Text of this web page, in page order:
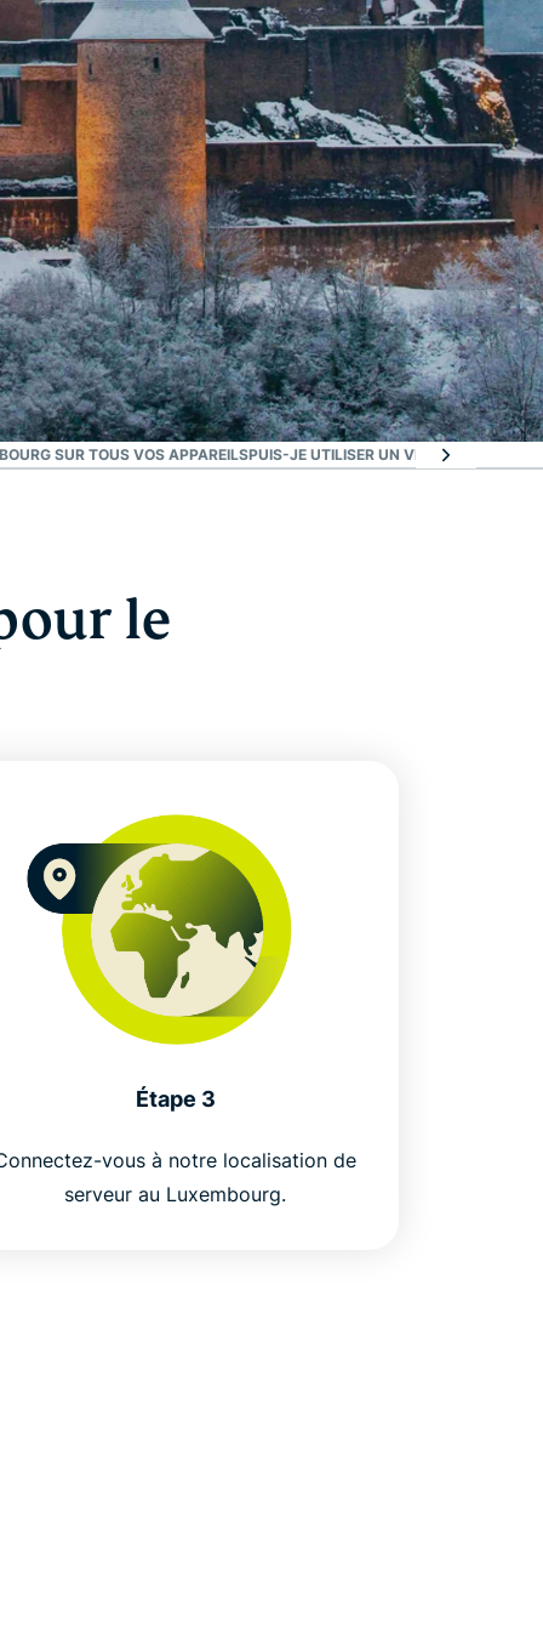
SUR TOUS VOS APPAREILSPUIS-JE UTILISER UN VPN GRATUIT
le
Étape 3
vous à notre localisation de
serveur au Luxembourg.